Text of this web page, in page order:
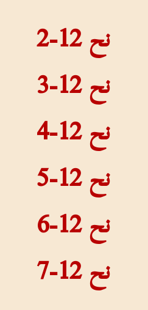
نح 12-2
نح 12-3
نح 12-4
نح 12-5
نح 12-6
نح 12-7